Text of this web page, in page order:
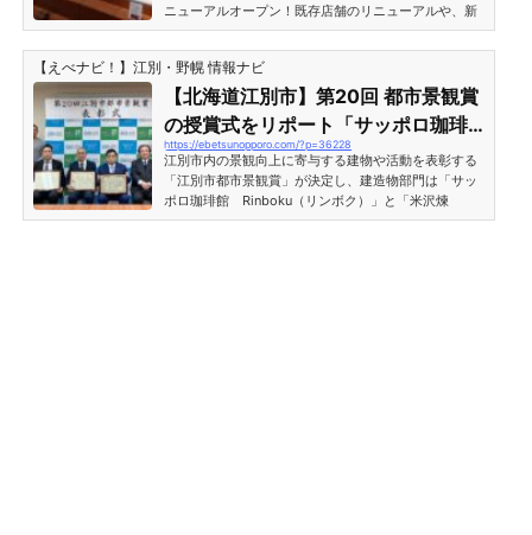
ニューアルオープン！既存店舗のリニューアルや、新
店舗オープンなど、注目度満載です！新規オープンの
お店や新商品、リニューアル後の館内の様子をリポー
トします！「EBRI(エブリ)」8/8リニューアルオープ
ン！新店舗・新商品紹介！［江別市東野幌町］エブリ
東側の「E1」出入口の様子。 「E1」出入口がカッコよ
くなっています！ E1出入口の館内マップ。新しくお目
見えした店舗が複数あり、既存店舗は館内移転や売り
場拡大な...
【えべナビ！】江別・野幌 情報ナビ
【北海道江別市】第20回 都市景観賞
の授賞式をリポート「サッポロ珈琲
館Rinboku」「米沢煉瓦」「ココル
クえべつ」が選ばれる
https://ebetsunopporo.com/?p=36228
江別市内の景観向上に寄与する建物や活動を表彰する
「江別市都市景観賞」が決定し、建造物部門は「サッ
ポロ珈琲館 Rinboku（リンボク）」と「米沢煉
瓦」、都市景観奨励賞には「ココルクえべつ」が受賞